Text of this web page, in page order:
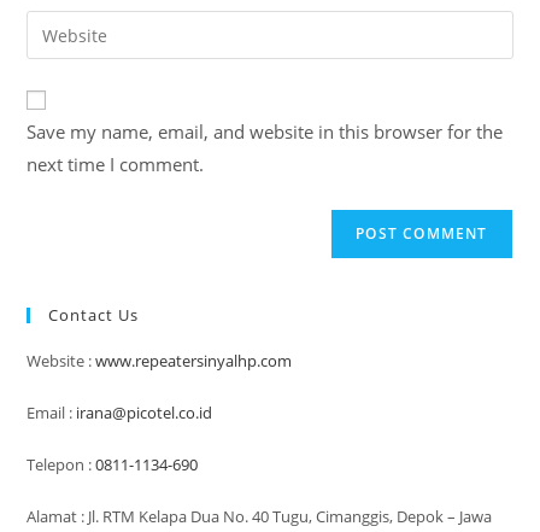
comment
email
address
comment
Enter
your
website
URL
(optional)
Save my name, email, and website in this browser for the
next time I comment.
Contact Us
Website :www.repeatersinyalhp.com
Email : irana@picotel.co.id
Telepon :0811-1134-690
Alamat : Jl. RTM Kelapa Dua No. 40 Tugu, Cimanggis, Depok – Jawa